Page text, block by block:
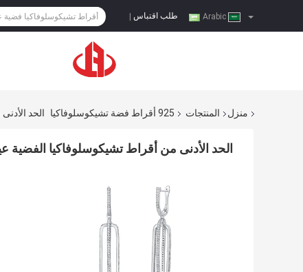
طلب اقتباس
منزل المنتجات 925 أقراط فضة تشيكوسلوفاكيا الحد الأدنى من أقراط
الحد الأدنى من أقراط تشيكوسلوفاكيا الفضية عيار 925 بيضاء أقراط دائرية بيضاوية طويلة بحجر